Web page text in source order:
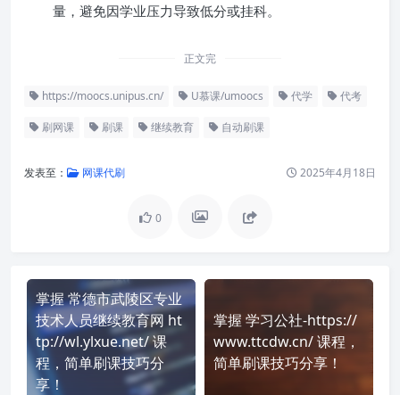
量，避免因学业压力导致低分或挂科。
正文完
https://moocs.unipus.cn/ U慕课/umoocs 代学 代考
刷网课 刷课 继续教育 自动刷课
发表至： 网课代刷 2025年4月18日
0
掌握 常德市武陵区专业
技术人员继续教育网 ht
tp://wl.ylxue.net/ 课
程，简单刷课技巧分
享！
掌握 学习公社-https://
www.ttcdw.cn/ 课程，
简单刷课技巧分享！